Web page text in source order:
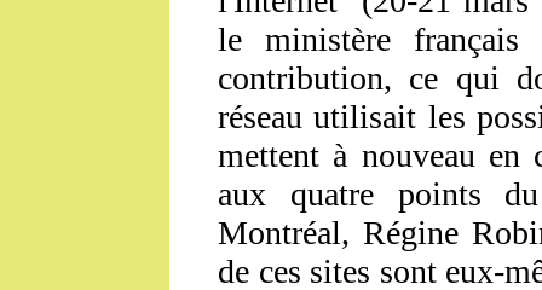
le ministère
contribution, ce qui
réseau utilisait les
mettent à nouveau en
aux quatre points
Montréal, Régine
de ces sites sont eux-